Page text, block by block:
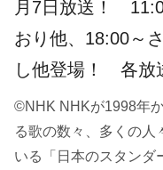
月7日放送！
おり他、18:00～
し他登場！ 各放
©NHK NHKが1998年
る歌の数々、多くの人
いる「日本のスタン